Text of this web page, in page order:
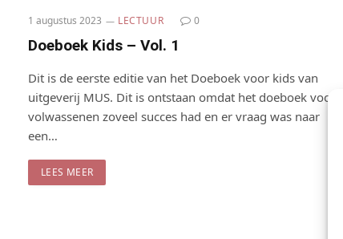
1 augustus 2023 LECTUUR 0
Doeboek Kids – Vol. 1
Dit is de eerste editie van het Doeboek voor kids van
uitgeverij MUS. Dit is ontstaan omdat het doeboek voor
volwassenen zoveel succes had en er vraag was naar
een…
LEES MEER